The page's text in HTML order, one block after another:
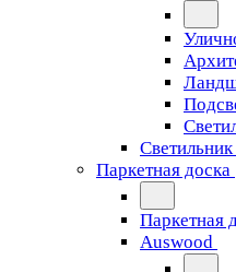
Паркетная доска
Паркетная
Auswood